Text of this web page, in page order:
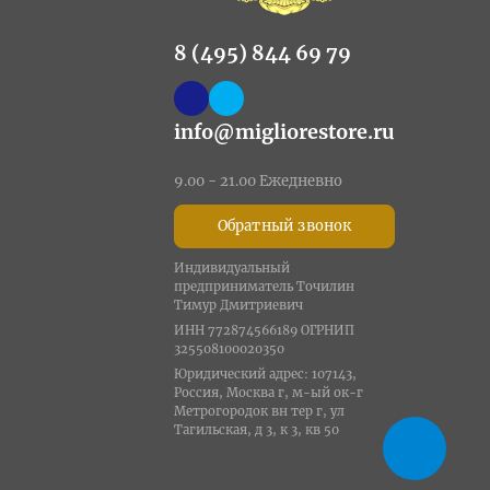
8 (495) 844 69 79
info@migliorestore.ru
9.00 - 21.00 Ежедневно
Обратный звонок
Индивидуальный
предприниматель Точилин
Тимур Дмитриевич
ИНН 772874566189 ОГРНИП
325508100020350
Юридический адрес: 107143,
Россия, Москва г, м-ый ок-г
Метрогородок вн тер г, ул
Тагильская, д 3, к 3, кв 50